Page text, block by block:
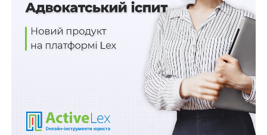
Відмовляючи у задоволенні позову, суди встановили,
що відповідно до протоколу (рішення) загальних
зборів учасників ТОВ було вирішено: укласти з ПАТ
КБ «Приватбанк» кредитний договір з лімітом 4 600
Жодних посилань/згадувань/рішень в частині
необхідності укладення кредитного договору/
договорів поруки з метою отримання прибутку у